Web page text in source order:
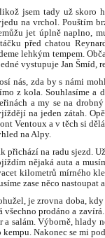
jsem tady už skoro
na vrchol. Pouštím
jet úplně naplno,
před chatou
lehkým tempem.
vystupuje Jan Šmíd,
nás, zda by s námi
z kola. Souhlasíme a
a my se na
na jeden zátah.
Ventoux a v těch si
na Alpy.
přichází na radu sjezd.
nějaká auta a
kilometrů mírného
zase něco nastoupat
je zrovna doba,
všechno prodáno a
a salám. Výborně, hlady
kempu. Nakonec se mi